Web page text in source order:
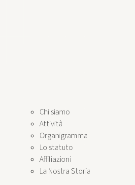
Chi siamo
Attività
Organigramma
Lo statuto
Affiliazioni
La Nostra Storia